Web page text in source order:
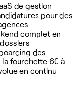
de gestion
pour des
complet en
des
fourchette 60 à
en continu